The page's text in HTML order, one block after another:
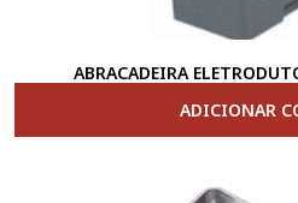
ABRACADEIRA
ADICIONAR